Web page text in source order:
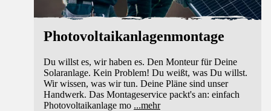
Photovoltaikanlagenmontage
Du willst es, wir haben es. Den Monteur für Deine
Solaranlage. Kein Problem! Du weißt, was Du willst.
Wir wissen, was wir tun. Deine Pläne sind unser
Handwerk. Das Montageservice packt's an: einfach
Photovoltaikanlage mo ...mehr